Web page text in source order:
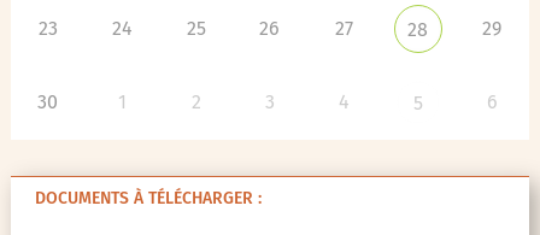
23 24 25 26 27 28 29
30 1 2 3 4 5 6
DOCUMENTS À TÉLÉCHARGER :